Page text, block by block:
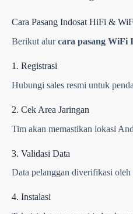
Cara Pasang Indosat HiFi &
Berikut alurcara pasang WiFi
1. Registrasi
Hubungi sales resmi untuk
2. Cek Area Jaringan
Tim akan memastikan lokasi
3. Validasi Data
Data pelanggan diverifikasi oleh
4. Instalasi